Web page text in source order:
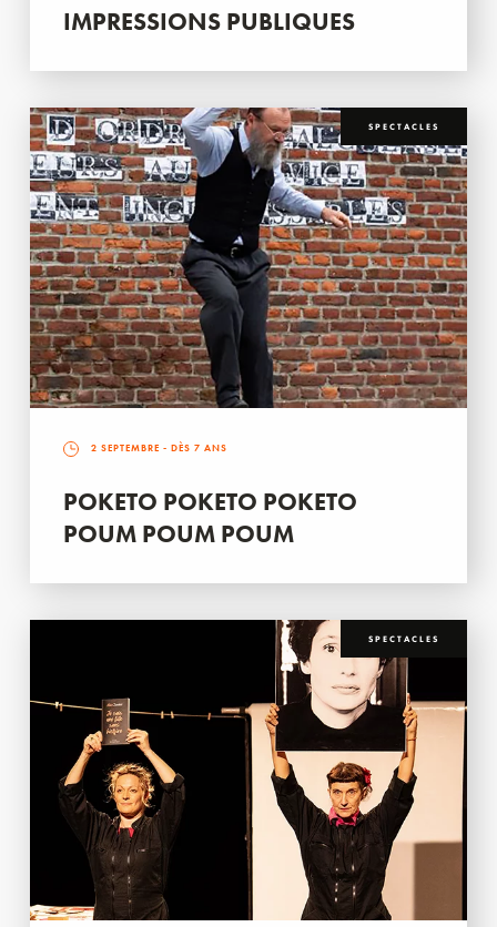
IMPRESSIONS PUBLIQUES
SPECTACLES
2 SEPTEMBRE - DÈS 7 ANS
POKETO POKETO POKETO
POUM POUM POUM
SPECTACLES